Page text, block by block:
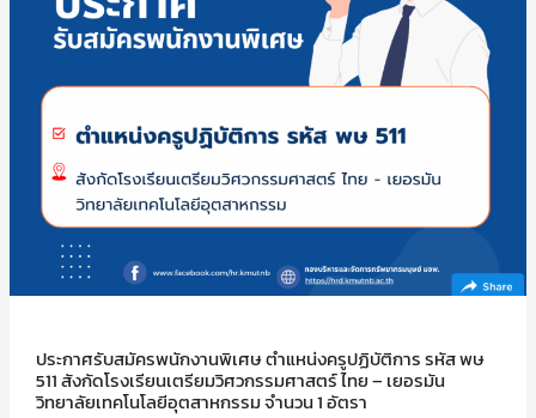
ประกาศรับสมัครพนักงานพิเศษ ตำแหน่งครูปฏิบัติการ รหัส พษ
511 สังกัดโรงเรียนเตรียมวิศวกรรมศาสตร์ ไทย – เยอรมัน
วิทยาลัยเทคโนโลยีอุตสาหกรรม จำนวน 1 อัตรา